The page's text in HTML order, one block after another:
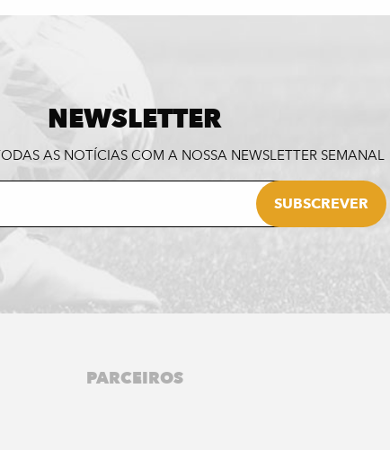
NEWSLETTER
AS NOTÍCIAS COM A NOSSA NEWSLETTER SEMANAL
PARCEIROS